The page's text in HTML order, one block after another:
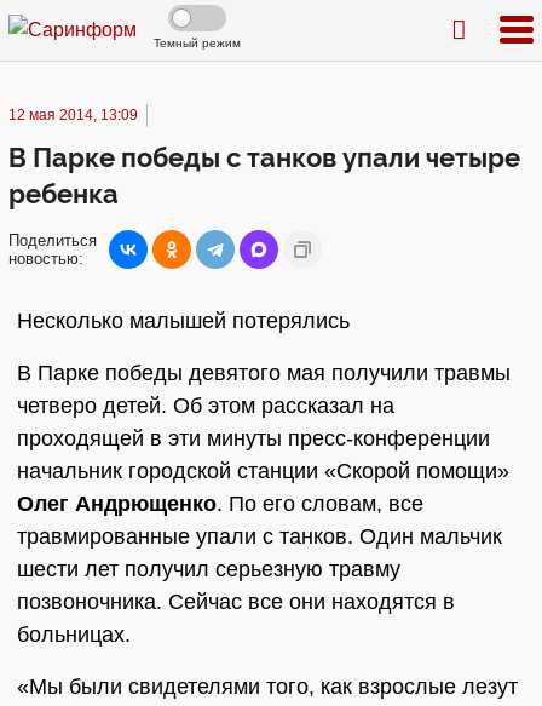
Темный режим
12 мая 2014, 13:09
В Парке победы с танков упали четыре
ребенка
Поделиться
новостью:
Несколько малышей потерялись
В Парке победы девятого мая получили травмы
четверо детей. Об этом рассказал на
проходящей в эти минуты пресс-конференции
начальник городской станции «Скорой помощи»
Олег Андрющенко. По его словам, все
травмированные упали с танков. Один мальчик
шести лет получил серьезную травму
позвоночника. Сейчас все они находятся в
больницах.
«Мы были свидетелями того, как взрослые лезут